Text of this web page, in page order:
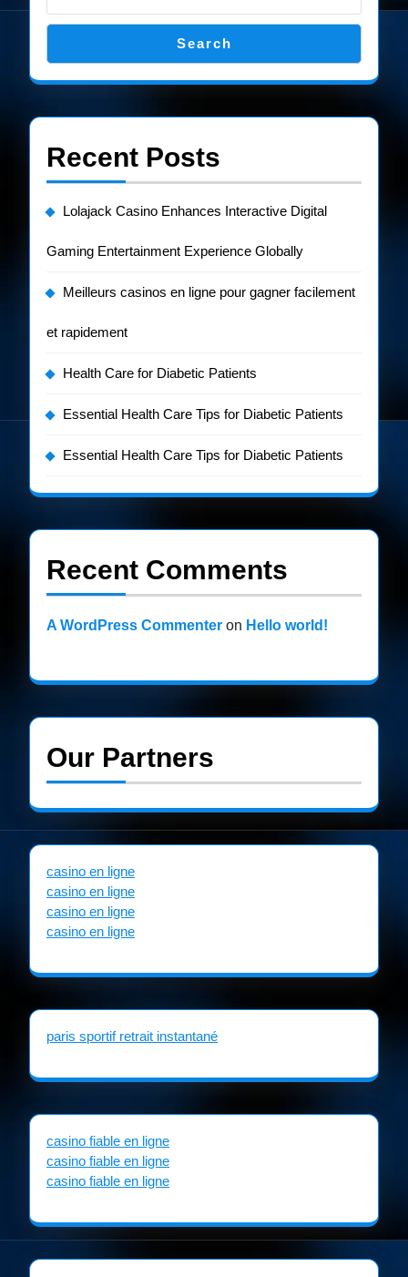
Search
Recent Posts
Lolajack Casino Enhances Interactive Digital
Gaming Entertainment Experience Globally
Meilleurs casinos en ligne pour gagner facilement
et rapidement
Health Care for Diabetic Patients
Essential Health Care Tips for Diabetic Patients
Essential Health Care Tips for Diabetic Patients
Recent Comments
A WordPress Commenter on Hello world!
Our Partners
casino en ligne
casino en ligne
casino en ligne
casino en ligne
paris sportif retrait instantané
casino fiable en ligne
casino fiable en ligne
casino fiable en ligne